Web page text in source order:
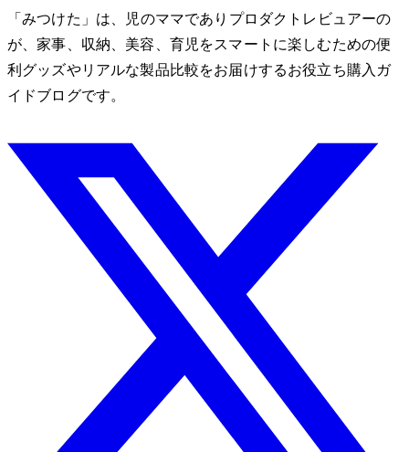
「みつけた」は、2児のママでありプロダクトレビュアーのMio
が、家事、収納、美容、育児をスマートに楽しむための便
利グッズやリアルな製品比較をお届けするお役立ち購入ガ
イドブログです。